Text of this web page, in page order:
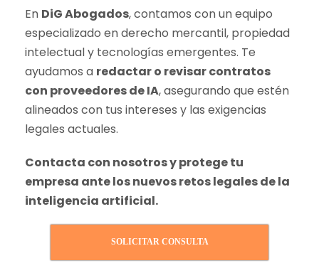
En DiG Abogados, contamos con un equipo
especializado en derecho mercantil, propiedad
intelectual y tecnologías emergentes. Te
ayudamos a redactar o revisar contratos
con proveedores de IA, asegurando que estén
alineados con tus intereses y las exigencias
legales actuales.
Contacta con nosotros y protege tu
empresa ante los nuevos retos legales de la
inteligencia artificial.
SOLICITAR CONSULTA